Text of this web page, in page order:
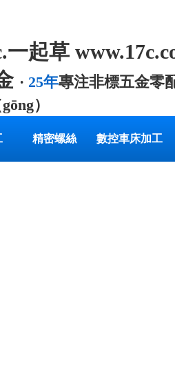
一起草
· 25年專注非標五金零
）
精密螺絲 數控車床加工